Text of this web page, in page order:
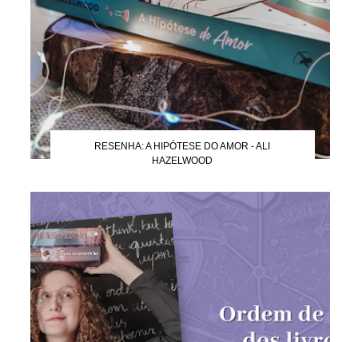
RESENHA: A HIPÓTESE DO AMOR - ALI
HAZELWOOD